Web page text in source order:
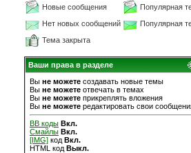
Новые сообщения
Популярная
Нет новых сообщений
Популярная
Тема закрыта
Ваши права в разделе
Вы не можете создавать новые темы
Вы не можете отвечать в темах
Вы не можете прикреплять вложения
Вы не можете редактировать свои
BB коды Вкл.
Смайлы Вкл.
[IMG] код Вкл.
HTML код Выкл.